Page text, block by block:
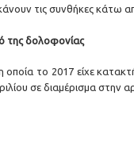
τις συνθήκες κάτω
της δολοφονίας
οποία το 2017 είχε
σε διαμέρισμα στην